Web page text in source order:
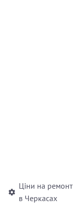
Ціни на ремонт
в Черкасах